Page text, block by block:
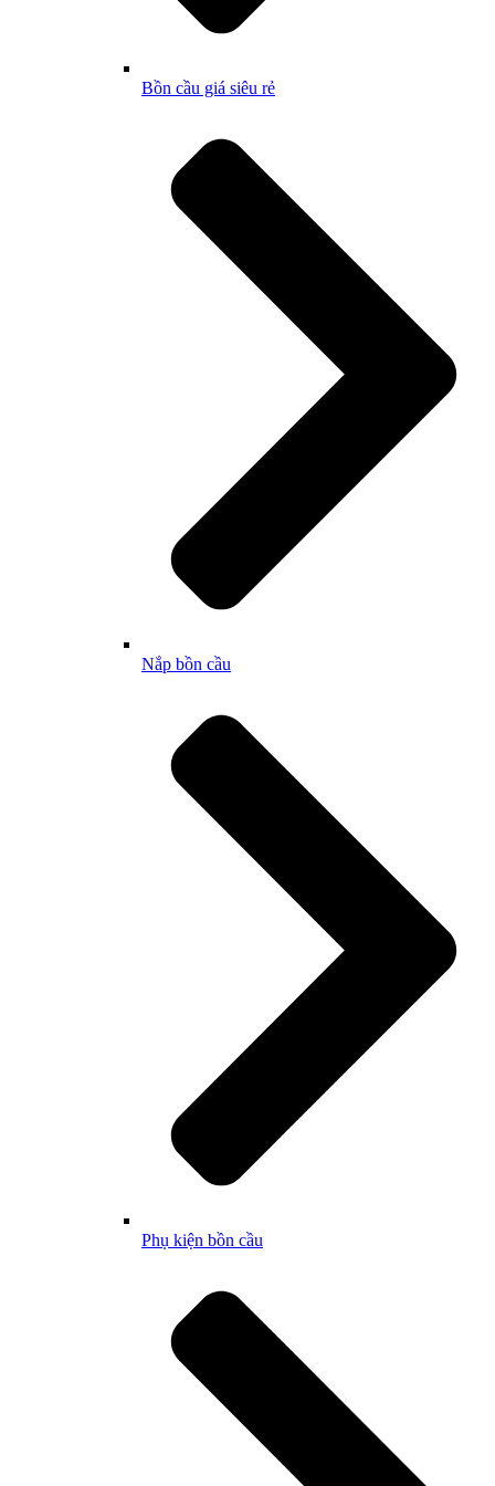
Bồn cầu giá siêu rẻ
Nắp bồn cầu
Phụ kiện bồn cầu